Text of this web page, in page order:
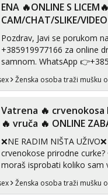
autentičnosti možeš me
videopozivu. 😉 S
ENA 🔥ONLINE S LICEM🔥
CAM/CHAT/SLIKE/VIDEO
Pozdrav, Javi se porukom na br.
+385919977166 za online
samnom. WhatsApp 👉+385919977166
Telegram 👉@enafriedrichkis Radim
videopozive s licem, solo i s
kombinacije halteri, haljine,
samostojeće itd. Nudim
Ženska osoba traži mušku
Vatrena ‎️‍🔥 crvenokosa
‎️‍🔥 vruča‎ ️‍🔥 ONLINE
❌NE RADIM NIŠTA UŽIVO❌ Voliš
crvenokose prirodne
moraš isprobati koliko sam
MLADA vražica koja ima
prorodne grudi, 💦 Misli su
Ženska osoba traži mušku